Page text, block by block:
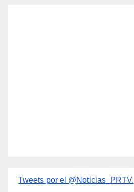
Tweets por el @Noticias_PRTV.